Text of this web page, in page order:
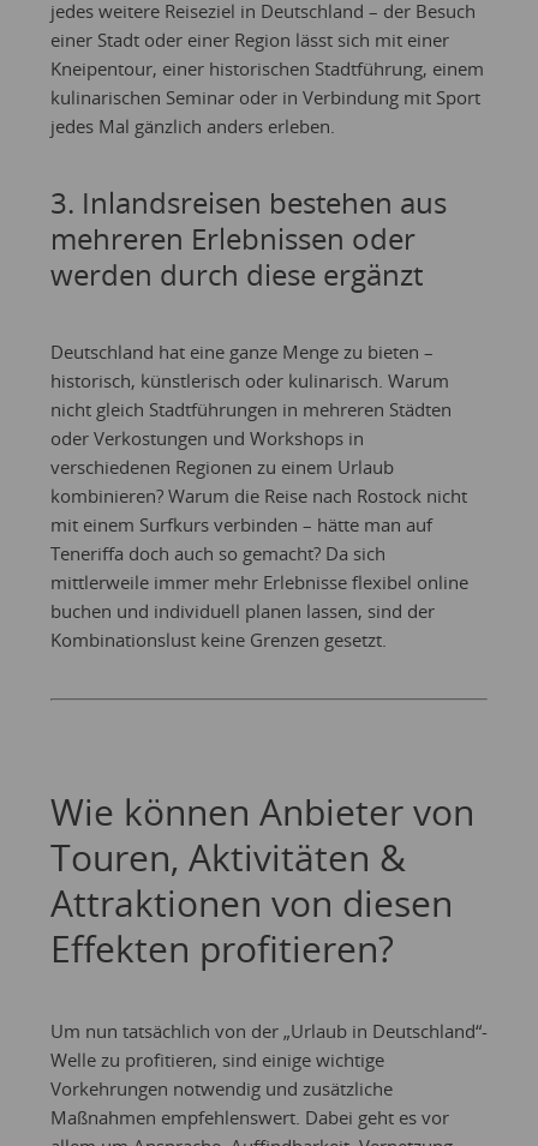
jedes weitere Reiseziel in Deutschland – der Besuch
einer Stadt oder einer Region lässt sich mit einer
Kneipentour, einer historischen Stadtführung, einem
kulinarischen Seminar oder in Verbindung mit Sport
jedes Mal gänzlich anders erleben.
3. Inlandsreisen bestehen aus
mehreren Erlebnissen oder
werden durch diese ergänzt
Deutschland hat eine ganze Menge zu bieten –
historisch, künstlerisch oder kulinarisch. Warum
nicht gleich Stadtführungen in mehreren Städten
oder Verkostungen und Workshops in
verschiedenen Regionen zu einem Urlaub
kombinieren? Warum die Reise nach Rostock nicht
mit einem Surfkurs verbinden – hätte man auf
Teneriffa doch auch so gemacht? Da sich
mittlerweile immer mehr Erlebnisse flexibel online
buchen und individuell planen lassen, sind der
Kombinationslust keine Grenzen gesetzt.
Wie können Anbieter von
Touren, Aktivitäten &
Attraktionen von diesen
Effekten profitieren?
Um nun tatsächlich von der „Urlaub in Deutschland“-
Welle zu profitieren, sind einige wichtige
Vorkehrungen notwendig und zusätzliche
Maßnahmen empfehlenswert. Dabei geht es vor